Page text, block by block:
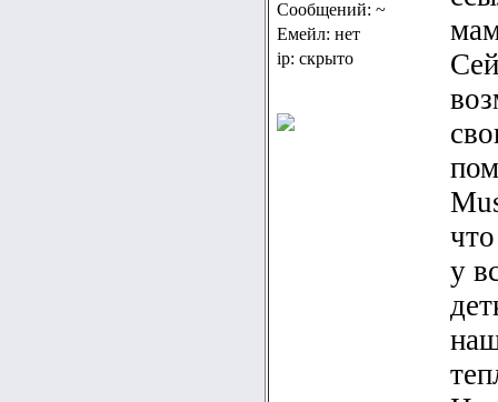
Сообщений: ~
Емейл: нет
ip: скрыто
у